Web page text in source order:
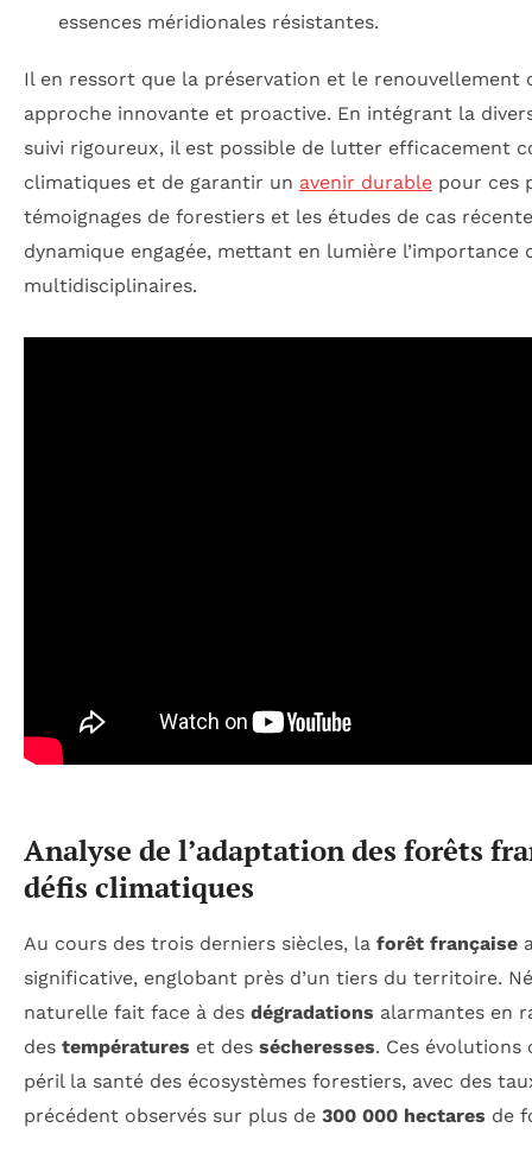
essences méridionales résistantes.
Il en ressort que la préservation et le renouvellement
approche innovante et proactive. En intégrant la
suivi rigoureux, il est possible de lutter efficacement
climatiques et de garantir un avenir durable pour ces
témoignages de forestiers et les études de cas
dynamique engagée, mettant en lumière l’importance
multidisciplinaires.
Analyse de l’adaptation des forêts
défis climatiques
Au cours des trois derniers siècles, la forêt française
significative, englobant près d’un tiers du territoire.
naturelle fait face à des dégradations alarmantes en
des températures et des sécheresses. Ces
péril la santé des écosystèmes forestiers, avec des
précédent observés sur plus de 300 000 hectares de